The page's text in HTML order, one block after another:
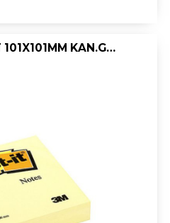
NOTITIEBLOK POST-IT 101X101MM KAN.GEEL